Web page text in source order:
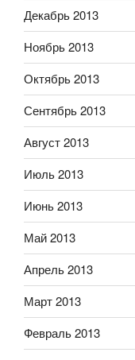
Декабрь 2013
Ноябрь 2013
Октябрь 2013
Сентябрь 2013
Август 2013
Июль 2013
Июнь 2013
Май 2013
Апрель 2013
Март 2013
Февраль 2013